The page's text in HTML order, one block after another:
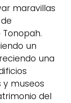
maravillas
un
una
y museos
del